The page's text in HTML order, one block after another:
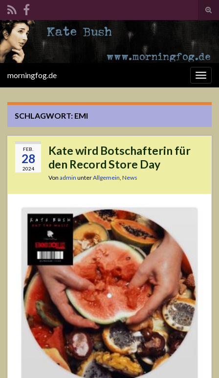
Search for:
morningfog.de
SCHLAGWORT: EMI
FEB.
28
2024
Kate wird Botschafterin für
den Record Store Day
Von admin unterAllgemein, News